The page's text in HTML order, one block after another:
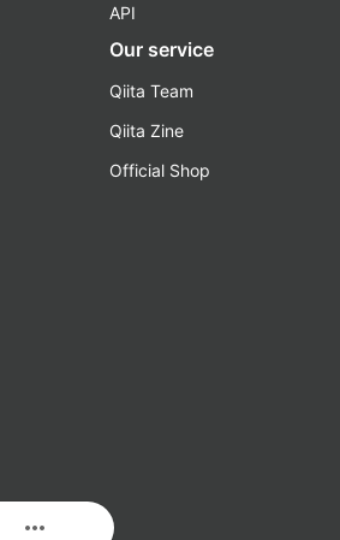
more_horiz
API
Our service
Qiita Team
Qiita Zine
Official Shop